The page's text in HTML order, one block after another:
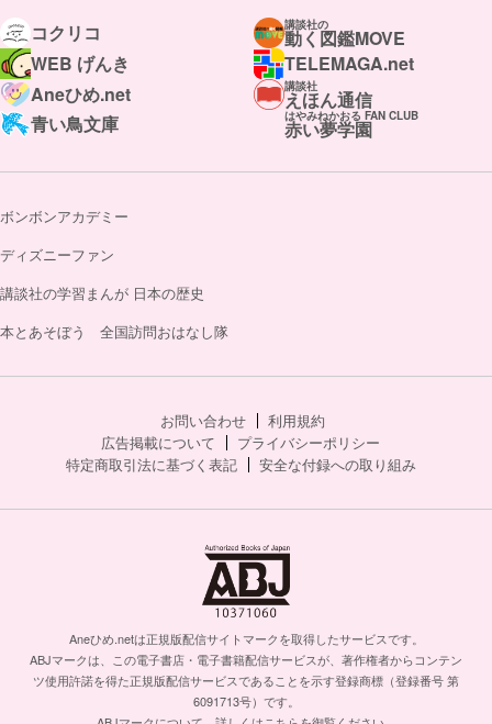
コクリコ
講談社の
動く図鑑MOVE
WEB げんき
TELEMAGA.net
Aneひめ.net
講談社
えほん通信
青い鳥文庫
はやみねかおる FAN CLUB
赤い夢学園
ボンボンアカデミー
ディズニーファン
講談社の学習まんが 日本の歴史
本とあそぼう 全国訪問おはなし隊
お問い合わせ
利用規約
広告掲載について
プライバシーポリシー
特定商取引法に基づく表記
安全な付録への取り組み
Aneひめ.netは正規版配信サイトマークを取得したサービスです。
ABJマークは、この電子書店・電子書籍配信サービスが、著作権者からコンテン
ツ使用許諾を得た正規版配信サービスであることを示す登録商標（登録番号 第
6091713号）です。